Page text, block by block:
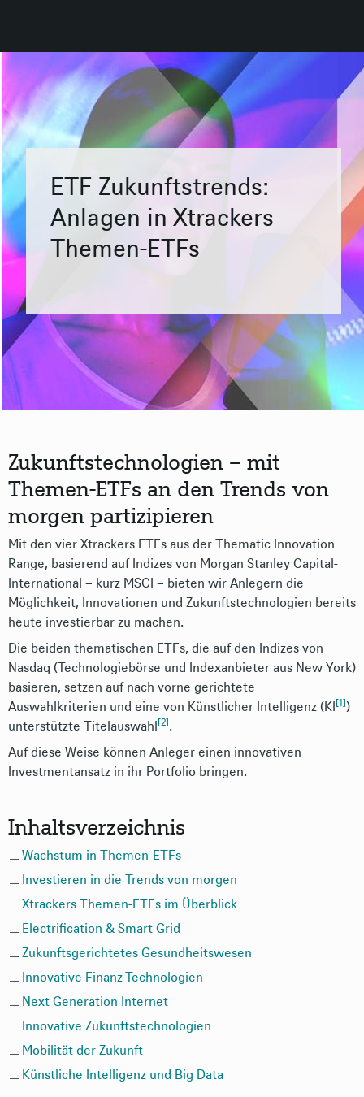
ETF Zukunftstrends:
Anlagen in Xtrackers
Themen-ETFs
Zukunftstechnologien – mit
Themen-ETFs an den Trends von
morgen partizipieren
Mit den vier Xtrackers ETFs aus der Thematic Innovation
Range, basierend auf Indizes von Morgan Stanley Capital-
International – kurz MSCI – bieten wir Anlegern die
Möglichkeit, Innovationen und Zukunftstechnologien bereits
heute investierbar zu machen.
Die beiden thematischen ETFs, die auf den Indizes von
Nasdaq (Technologiebörse und Indexanbieter aus New York)
basieren, setzen auf nach vorne gerichtete
Auswahlkriterien und eine von Künstlicher Intelligenz (KI [1] )
unterstützte Titelauswahl [2] .
Auf diese Weise können Anleger einen innovativen
Investmentansatz in ihr Portfolio bringen.
Inhaltsverzeichnis
Wachstum in Themen-ETFs
Investieren in die Trends von morgen
Xtrackers Themen-ETFs im Überblick
Electrification & Smart Grid
Zukunftsgerichtetes Gesundheitswesen
Innovative Finanz-Technologien
Next Generation Internet
Innovative Zukunftstechnologien
Mobilität der Zukunft
Künstliche Intelligenz und Big Data